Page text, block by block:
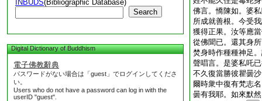
INBUDS(Bibliographic Database)
Search
Digital Dictionary of Buddhism
電子佛教辭典
パスワードがない場合は「guest」でログインしてくださ
い。
Users who do not have a password can log in with the
userID "guest".
佛言。憍陳如。婆
所成就善根。今受
獲得正果。汝等應
從佛聞已。還其身
焚身時作種種神足
聲唱言。是婆私吒
不久復當勝彼瞿曇
爾時衆中復有梵志
曇有我耶。如來默